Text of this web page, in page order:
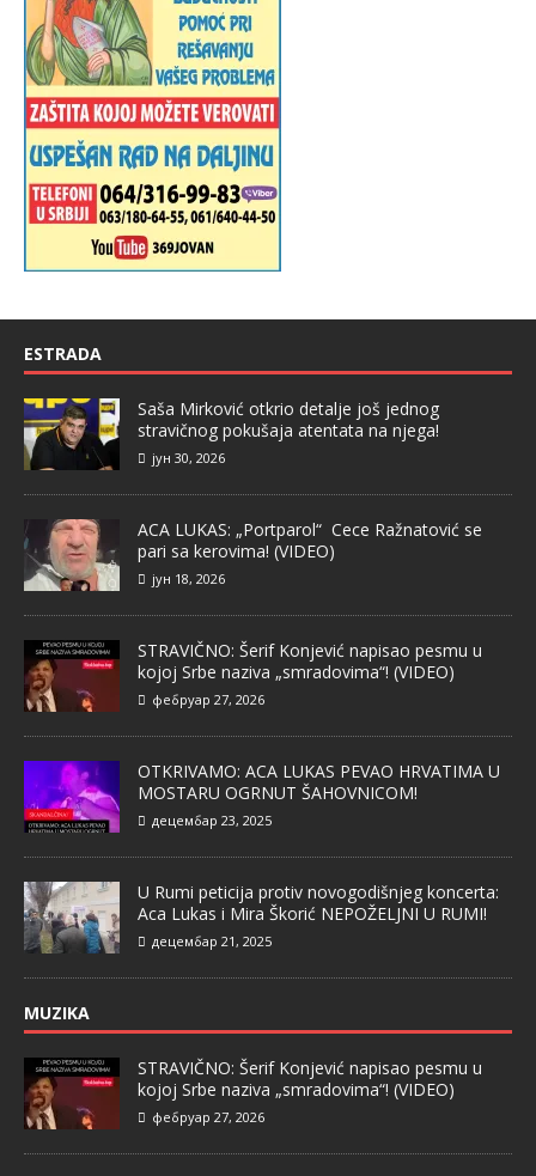
ESTRADA
Saša Mirković otkrio detalje još jednog
stravičnog pokušaja atentata na njega!
јун 30, 2026
ACA LUKAS: „Portparol“ Cece Ražnatović se
pari sa kerovima! (VIDEO)
јун 18, 2026
STRAVIČNO: Šerif Konjević napisao pesmu u
kojoj Srbe naziva „smradovima“! (VIDEO)
фебруар 27, 2026
OTKRIVAMO: ACA LUKAS PEVAO HRVATIMA U
MOSTARU OGRNUT ŠAHOVNICOM!
децембар 23, 2025
U Rumi peticija protiv novogodišnjeg koncerta:
Aca Lukas i Mira Škorić NEPOŽELJNI U RUMI!
децембар 21, 2025
MUZIKA
STRAVIČNO: Šerif Konjević napisao pesmu u
kojoj Srbe naziva „smradovima“! (VIDEO)
фебруар 27, 2026